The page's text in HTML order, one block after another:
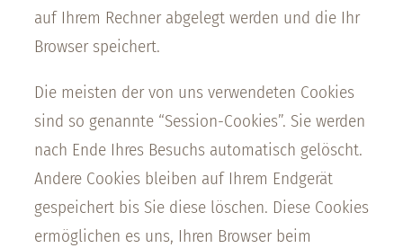
auf Ihrem Rechner abgelegt werden und die Ihr
Browser speichert.
Die meisten der von uns verwendeten Cookies
sind so genannte “Session-Cookies”. Sie werden
nach Ende Ihres Besuchs automatisch gelöscht.
Andere Cookies bleiben auf Ihrem Endgerät
gespeichert bis Sie diese löschen. Diese Cookies
ermöglichen es uns, Ihren Browser beim